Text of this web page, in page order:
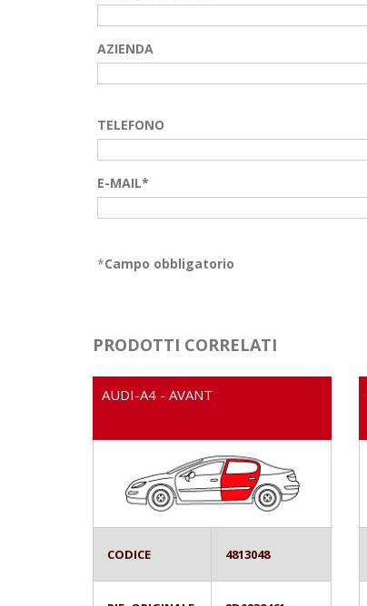
AZIENDA
TELEFONO
E-MAIL*
*Campo obbligatorio
PRODOTTI CORRELATI
AUDI-A4 - AVANT
CODICE 4813048